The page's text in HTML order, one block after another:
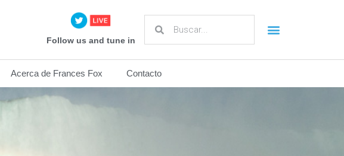
Follow us and tune in
Acerca de Frances Fox Contacto